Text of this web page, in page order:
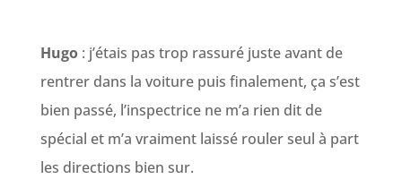
Hugo: j’étais pas trop rassuré juste avant de
rentrer dans la voiture puis finalement, ça s’est
bien passé, l’inspectrice ne m’a rien dit de
spécial et m’a vraiment laissé rouler seul à part
les directions bien sur.